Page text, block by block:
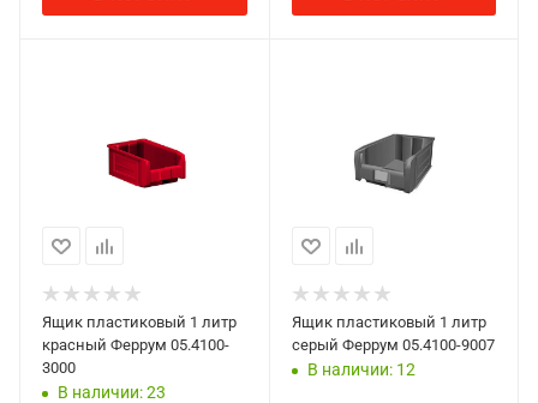
Ящик пластиковый 1 литр
красный Феррум 05.4100-
3000
В наличии: 23
Ящик пластиковый 1 литр
серый Феррум 05.4100-9007
В наличии: 12